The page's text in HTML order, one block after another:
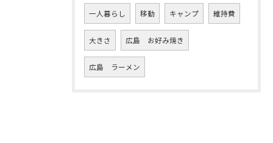
一人暮らし 移動 キャンプ 維持費
大きさ 広島 お好み焼き
広島 ラーメン